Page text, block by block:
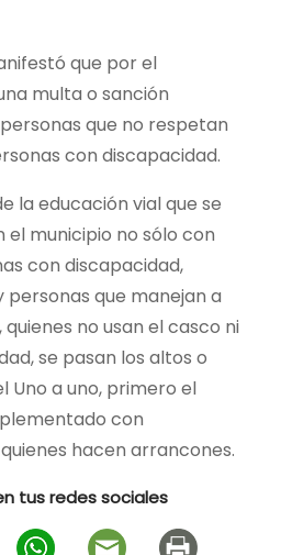
que por el
multa o sanción
que no respetan
con discapacidad.
la educación vial que se
municipio no sólo con
con discapacidad,
personas que manejan a
no usan el casco ni
se pasan los altos o
a uno, primero el
con
hacen arrancones.
tus redes sociales